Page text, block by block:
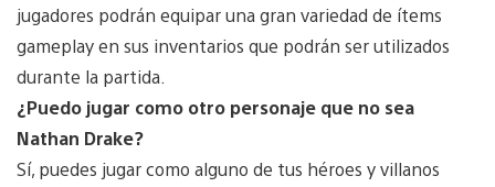
jugadores podrán equipar una gran variedad de ítems
gameplay en sus inventarios que podrán ser utilizados
durante la partida.
¿Puedo jugar como otro personaje que no sea
Nathan Drake?
Sí, puedes jugar como alguno de tus héroes y villanos